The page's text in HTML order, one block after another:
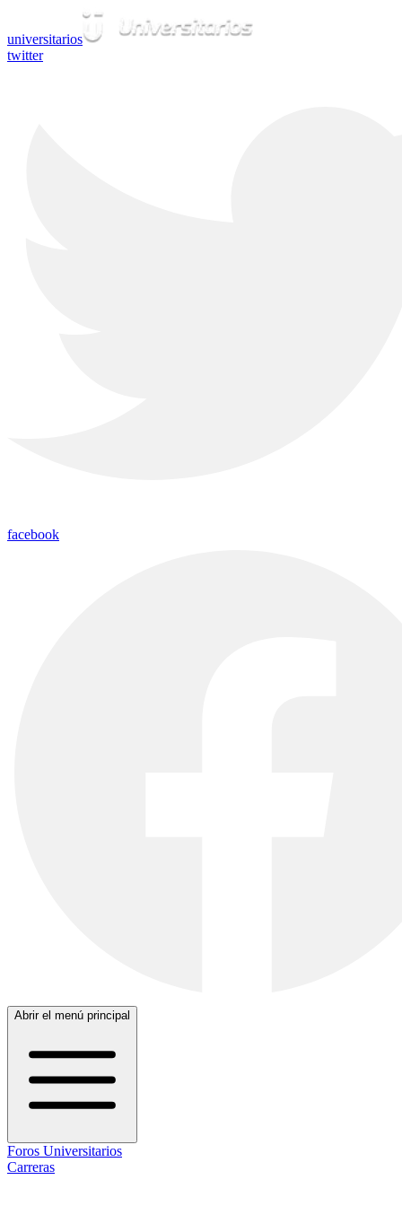
universitarios
twitter
facebook
Abrir el menú principal
Foros Universitarios
Carreras